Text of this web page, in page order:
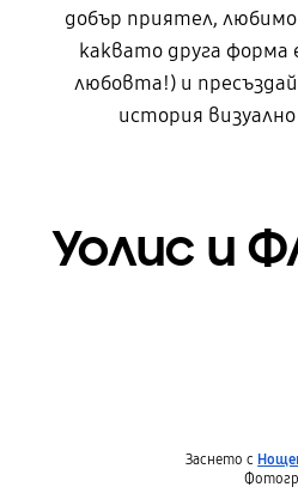
добър приятел,
каквато друга
любовта!) и
история
Уолис и
Заснето с